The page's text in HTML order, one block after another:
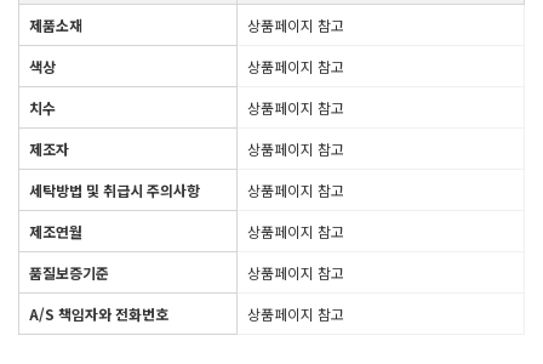
제품소재
상품페이지 참고
색상
상품페이지 참고
치수
상품페이지 참고
제조자
상품페이지 참고
세탁방법 및 취급시 주의사항
상품페이지 참고
제조연월
상품페이지 참고
품질보증기준
상품페이지 참고
A/S 책임자와 전화번호
상품페이지 참고